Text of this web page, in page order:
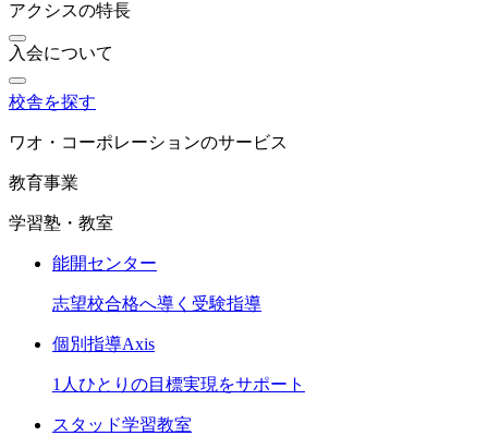
アクシスの特長
入会について
校舎を探す
ワオ・コーポレーションのサービス
教育事業
学習塾・教室
能開センター
志望校合格へ導く受験指導
個別指導Axis
1人ひとりの目標実現をサポート
スタッド学習教室